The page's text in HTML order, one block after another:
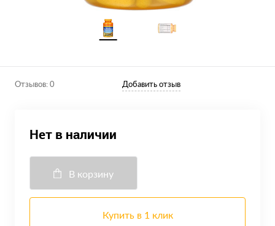
Отзывов: 0 Добавить отзыв
Нет в наличии
В корзину
Купить в 1 клик